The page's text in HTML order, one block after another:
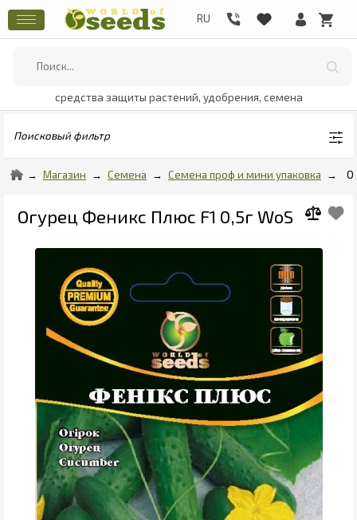
средства защиты растений, удобрения, семена
Поисковый фильтр
Магазин Семена Семена проф и мини упаковка
Огурец Феникс Плюс F1 0,5г WoS